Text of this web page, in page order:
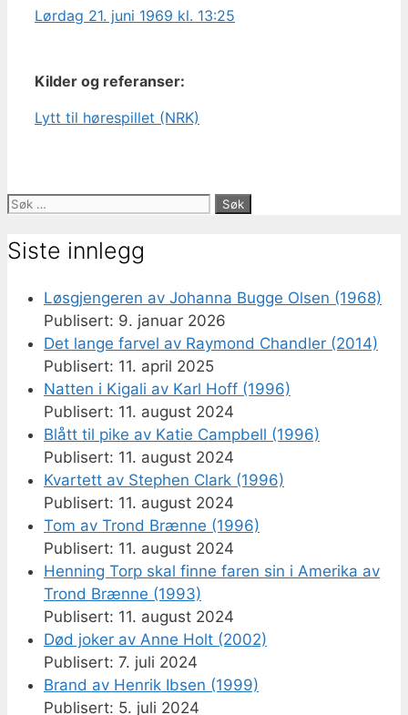
Lørdag 21. juni 1969 kl. 13:25
Kilder og referanser:
Lytt til hørespillet (NRK)
Søk
Siste innlegg
Løsgjengeren av Johanna Bugge Olsen (1968)
9. januar 2026
Det lange farvel av Raymond Chandler (2014)
11. april 2025
Natten i Kigali av Karl Hoff (1996)
11. august 2024
Blått til pike av Katie Campbell (1996)
11. august 2024
Kvartett av Stephen Clark (1996)
11. august 2024
Tom av Trond Brænne (1996)
11. august 2024
Henning Torp skal finne faren sin i Amerika av
Trond Brænne (1993)
11. august 2024
Død joker av Anne Holt (2002)
7. juli 2024
Brand av Henrik Ibsen (1999)
5. juli 2024